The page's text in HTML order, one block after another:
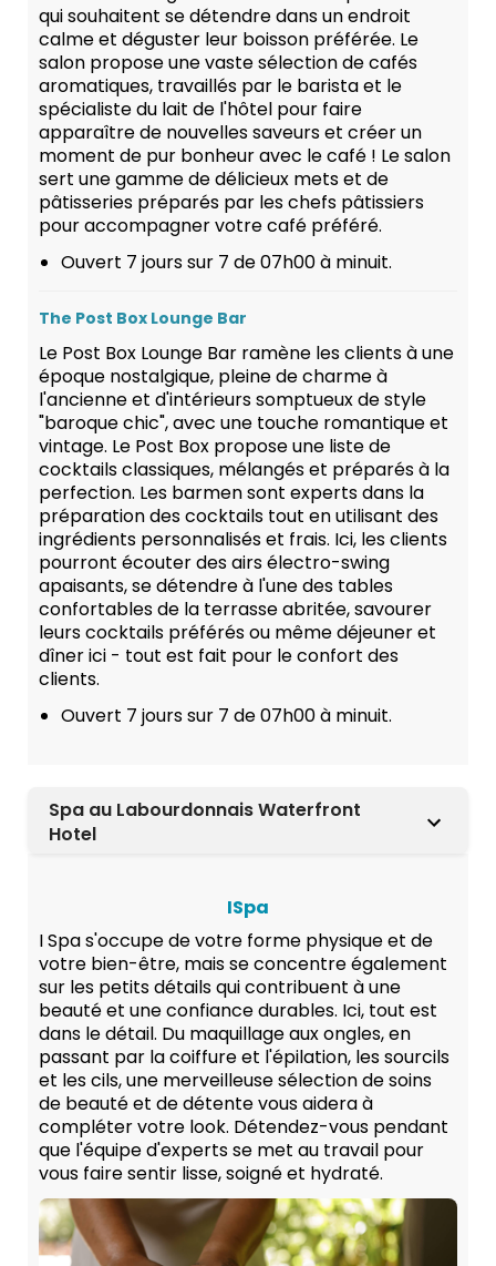
qui souhaitent se détendre dans un endroit
calme et déguster leur boisson préférée. Le
salon propose une vaste sélection de cafés
aromatiques, travaillés par le barista et le
spécialiste du lait de l'hôtel pour faire
apparaître de nouvelles saveurs et créer un
moment de pur bonheur avec le café ! Le salon
sert une gamme de délicieux mets et de
pâtisseries préparés par les chefs pâtissiers
pour accompagner votre café préféré.
Ouvert 7 jours sur 7 de 07h00 à minuit.
The Post Box Lounge Bar
Le Post Box Lounge Bar ramène les clients à une
époque nostalgique, pleine de charme à
l'ancienne et d'intérieurs somptueux de style
"baroque chic", avec une touche romantique et
vintage. Le Post Box propose une liste de
cocktails classiques, mélangés et préparés à la
perfection. Les barmen sont experts dans la
préparation des cocktails tout en utilisant des
ingrédients personnalisés et frais. Ici, les clients
pourront écouter des airs électro-swing
apaisants, se détendre à l'une des tables
confortables de la terrasse abritée, savourer
leurs cocktails préférés ou même déjeuner et
dîner ici - tout est fait pour le confort des
clients.
Ouvert 7 jours sur 7 de 07h00 à minuit.
Spa au Labourdonnais Waterfront
Hotel
ISpa
I Spa s'occupe de votre forme physique et de
votre bien-être, mais se concentre également
sur les petits détails qui contribuent à une
beauté et une confiance durables. Ici, tout est
dans le détail. Du maquillage aux ongles, en
passant par la coiffure et l'épilation, les sourcils
et les cils, une merveilleuse sélection de soins
de beauté et de détente vous aidera à
compléter votre look. Détendez-vous pendant
que l'équipe d'experts se met au travail pour
vous faire sentir lisse, soigné et hydraté.